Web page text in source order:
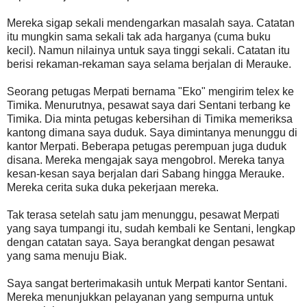
Mereka sigap sekali mendengarkan masalah saya. Catatan
itu mungkin sama sekali tak ada harganya (cuma buku
kecil). Namun nilainya untuk saya tinggi sekali. Catatan itu
berisi rekaman-rekaman saya selama berjalan di Merauke.
Seorang petugas Merpati bernama "Eko" mengirim telex ke
Timika. Menurutnya, pesawat saya dari Sentani terbang ke
Timika. Dia minta petugas kebersihan di Timika memeriksa
kantong dimana saya duduk. Saya dimintanya menunggu di
kantor Merpati. Beberapa petugas perempuan juga duduk
disana. Mereka mengajak saya mengobrol. Mereka tanya
kesan-kesan saya berjalan dari Sabang hingga Merauke.
Mereka cerita suka duka pekerjaan mereka.
Tak terasa setelah satu jam menunggu, pesawat Merpati
yang saya tumpangi itu, sudah kembali ke Sentani, lengkap
dengan catatan saya. Saya berangkat dengan pesawat
yang sama menuju Biak.
Saya sangat berterimakasih untuk Merpati kantor Sentani.
Mereka menunjukkan pelayanan yang sempurna untuk